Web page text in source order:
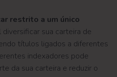
restrito a um único
diversificar sua carteira de
títulos ligados a diferentes
indexadores pode
da sua carteira e reduzir o